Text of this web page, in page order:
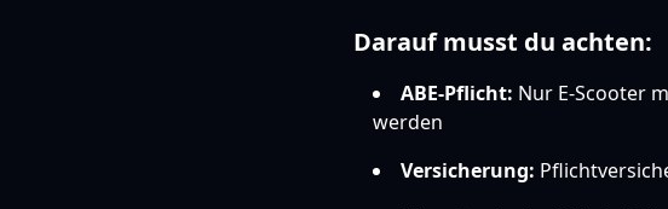
Darauf musst du achten:
ABE-Pflicht: Nur E-Scooter
werden
Versicherung: